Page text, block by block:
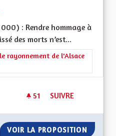
: Rendre hommage à
des morts n’est...
: La Culture, l'Education et
rayonnement de l'Alsace
51 51 ABONNÉS
SUIVRE
VOIR LA PROPOSITION FAIRE